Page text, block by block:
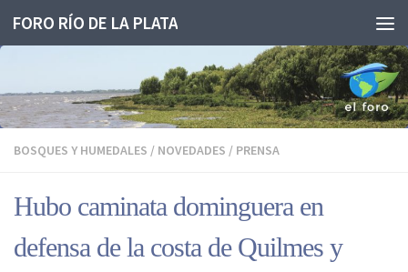
Saltar al contenido
FORO RÍO DE LA PLATA
BOSQUES Y HUMEDALES / NOVEDADES / PRENSA
Hubo caminata dominguera en
defensa de la costa de Quilmes y